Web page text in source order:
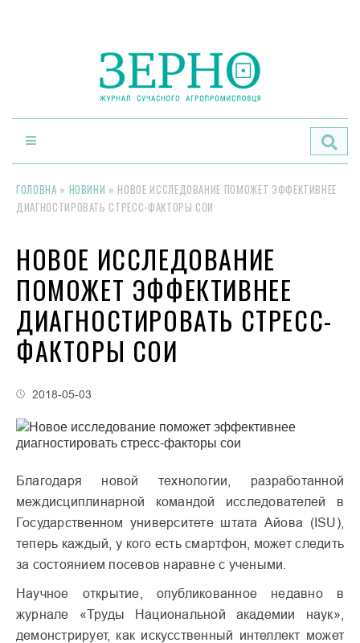
ГОЛОВНА » НОВИНИ » НОВОЕ ИССЛЕДОВАНИЕ ПОМОЖЕТ ЭФФЕКТИВНЕЕ
ДИАГНОСТИРОВАТЬ СТРЕСС-ФАКТОРЫ СОИ
НОВОЕ ИССЛЕДОВАНИЕ
ПОМОЖЕТ ЭФФЕКТИВНЕЕ
ДИАГНОСТИРОВАТЬ СТРЕСС-
ФАКТОРЫ СОИ
2018-05-03
Благодаря новой технологии, разработанной
междисциплинарной командой исследователей в
Государственном университете штата Айова (ISU),
теперь каждый, у кого есть смартфон, может следить
за состоянием посевов наравне с учеными.
Научное открытие, опубликованное недавно в
журнале «Труды Национальной академии наук»,
демонстрирует, как искусственный интеллект может